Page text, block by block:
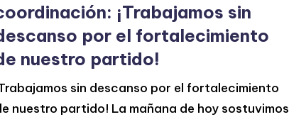
¡Trabajamos sin
por el fortalecimiento
nuestro partido!
sin descanso por el fortalecimiento
nuestro partido! La mañana de hoy sostuvimos